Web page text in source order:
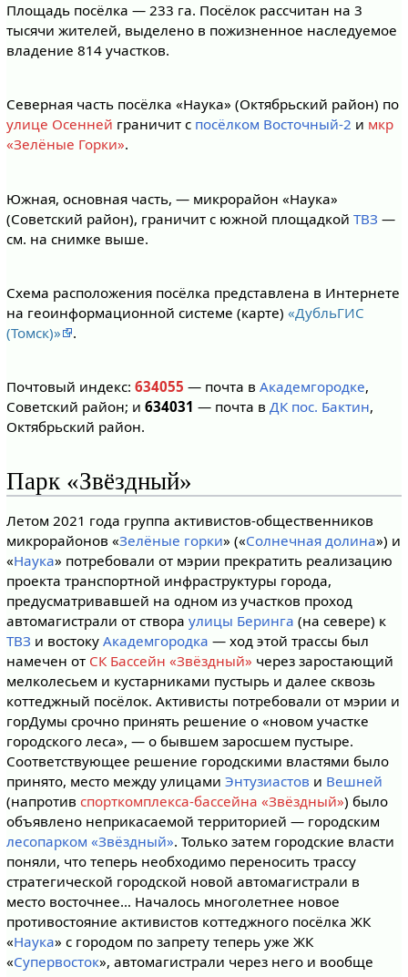
Площадь посёлка — 233 га. Посёлок рассчитан на 3
тысячи жителей, выделено в пожизненное наследуемое
владение 814 участков.
Северная часть посёлка «Наука» (Октябрьский район) по
улице Осенней граничит с посёлком Восточный-2 и мкр
«Зелёные Горки».
Южная, основная часть, — микрорайон «Наука»
(Советский район), граничит с южной площадкой ТВЗ —
см. на снимке выше.
Схема расположения посёлка представлена в Интернете
на геоинформационной системе (карте) «ДубльГИС
(Томск)»
.
Почтовый индекс: 634055 — почта в Академгородке,
Советский район; и 634031 — почта в ДК пос. Бактин,
Октябрьский район.
Парк «Звёздный»
Летом 2021 года группа активистов-общественников
микрорайонов «Зелёные горки» («Cолнечная долина») и
«Наука» потребовали от мэрии прекратить реализацию
проекта транспортной инфраструктуры города,
предусматривавшей на одном из участков проход
автомагистрали от створа улицы Беринга (на севере) к
ТВЗ и востоку Академгородка — ход этой трассы был
намечен от СК Бассейн «Звёздный» через заростающий
мелколесьем и кустарниками пустырь и далее сквозь
коттеджный посёлок. Активисты потребовали от мэрии и
горДумы срочно принять решение о «новом участке
городского леса», — о бывшем заросшем пустыре.
Соответствующее решение городскими властями было
принято, место между улицами Энтузиастов и Вешней
(напротив спорткомплекса-бассейна «Звёздный») было
объявлено неприкасаемой территорией — городским
лесопарком «Звёздный». Только затем городские власти
поняли, что теперь необходимо переносить трассу
стратегической городской новой автомагистрали в
место восточнее… Началось многолетнее новое
противостояние активистов коттеджного посёлка ЖК
«Наука» с городом по запрету теперь уже ЖК
«Супервосток», автомагистрали через него и вообще